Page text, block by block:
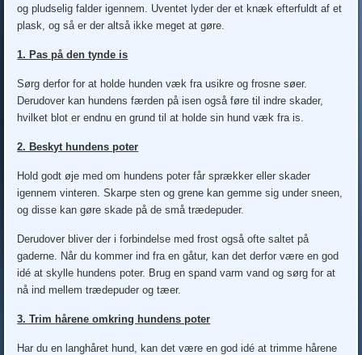
og pludselig falder igennem. Uventet lyder der et knæk efterfuldt af et
plask, og så er der altså ikke meget at gøre.
1. Pas på den tynde is
Sørg derfor for at holde hunden væk fra usikre og frosne søer.
Derudover kan hundens færden på isen også føre til indre skader,
hvilket blot er endnu en grund til at holde sin hund væk fra is.
2. Beskyt hundens poter
Hold godt øje med om hundens poter får sprækker eller skader
igennem vinteren. Skarpe sten og grene kan gemme sig under sneen,
og disse kan gøre skade på de små trædepuder.
Derudover bliver der i forbindelse med frost også ofte saltet på
gaderne. Når du kommer ind fra en gåtur, kan det derfor være en god
idé at skylle hundens poter. Brug en spand varm vand og sørg for at
nå ind mellem trædepuder og tæer.
3. Trim hårene omkring hundens poter
Har du en langhåret hund, kan det være en god idé at trimme hårene